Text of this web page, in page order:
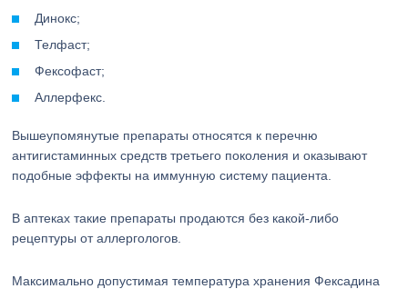
Динокс;
Телфаст;
Фексофаст;
Аллерфекс.
Вышеупомянутые препараты относятся к перечню
антигистаминных средств третьего поколения и оказывают
подобные эффекты на иммунную систему пациента.
В аптеках такие препараты продаются без какой-либо
рецептуры от аллергологов.
Максимально допустимая температура хранения Фексадина